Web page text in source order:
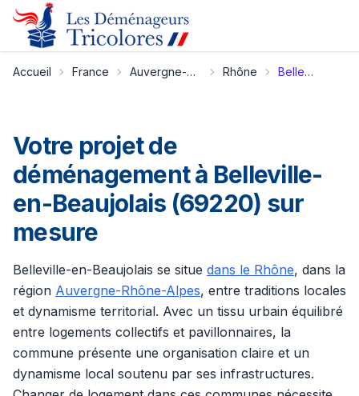
Accueil France Auvergne-Rhône-Alpes Rhône Belleville-en-Beaujolais
Votre projet de
déménagement à Belleville-
en-Beaujolais (69220) sur
mesure
Belleville-en-Beaujolais se situe dans le Rhône, dans la
région Auvergne-Rhône-Alpes, entre traditions locales
et dynamisme territorial. Avec un tissu urbain équilibré
entre logements collectifs et pavillonnaires, la
commune présente une organisation claire et un
dynamisme local soutenu par ses infrastructures.